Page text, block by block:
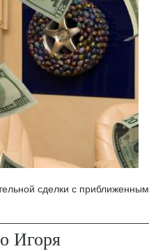
сделки с приближенным
Игоря